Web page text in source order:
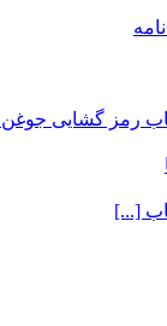
رمز گشایی
[...]